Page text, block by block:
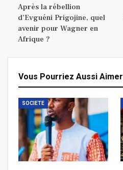
Après la rébellion
d’Evguéni Prigojine, quel
avenir pour Wagner en
Afrique ?
Vous Pourriez Aussi Aimer
SOCIETE